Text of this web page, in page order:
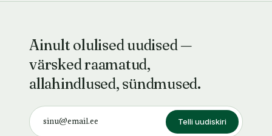
Ainult olulised uudised —
värsked raamatud,
allahindlused, sündmused.
Telli uudiskiri